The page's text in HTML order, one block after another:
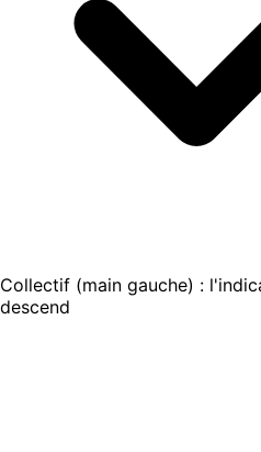
Collectif (main gauche) :
descend